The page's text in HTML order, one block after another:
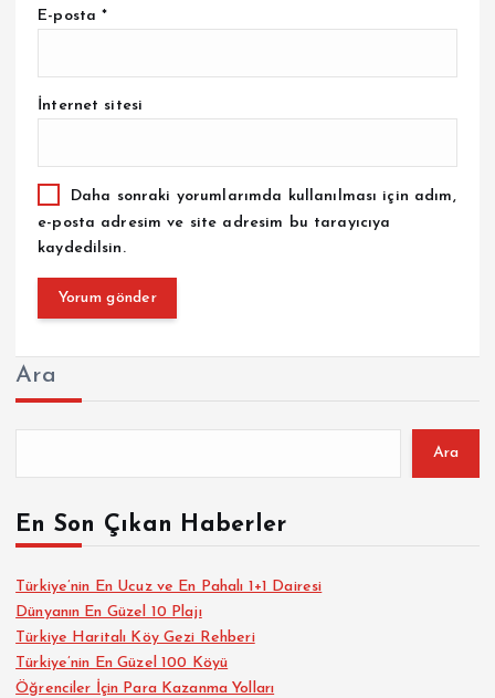
E-posta*
İnternet sitesi
Daha sonraki yorumlarımda kullanılması için adım,
e-posta adresim ve site adresim bu tarayıcıya
kaydedilsin.
Ara
Ara
En Son Çıkan Haberler
Türkiye’nin En Ucuz ve En Pahalı 1+1 Dairesi
Dünyanın En Güzel 10 Plajı
Türkiye Haritalı Köy Gezi Rehberi
Türkiye’nin En Güzel 100 Köyü
Öğrenciler İçin Para Kazanma Yolları